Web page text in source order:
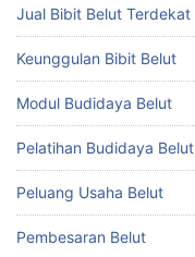
Jual Bibit Belut Terdekat
Keunggulan Bibit Belut
Modul Budidaya Belut
Pelatihan Budidaya Belut
Peluang Usaha Belut
Pembesaran Belut